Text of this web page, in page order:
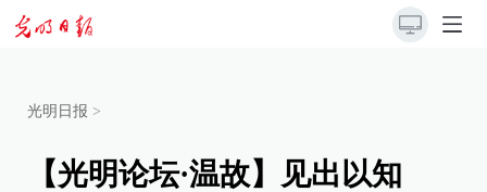
光明日报 >
【光明论坛·温故】见出以知